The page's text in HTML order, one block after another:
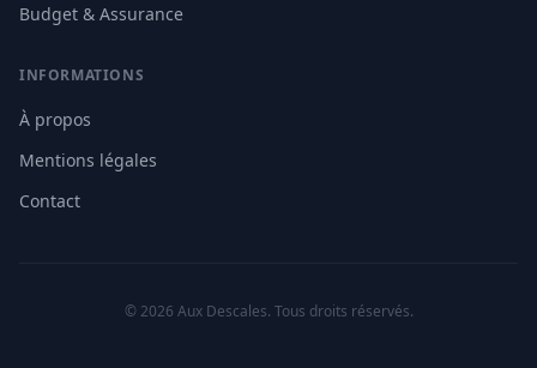
Budget & Assurance
INFORMATIONS
À propos
Mentions légales
Contact
© 2026 Aux Descales. Tous droits réservés.